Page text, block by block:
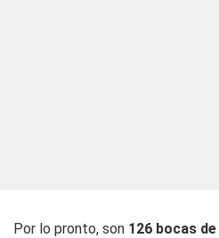
Por lo pronto, son 126 bocas